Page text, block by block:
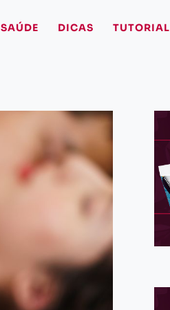
SAÚDE DICAS TUTORIAL